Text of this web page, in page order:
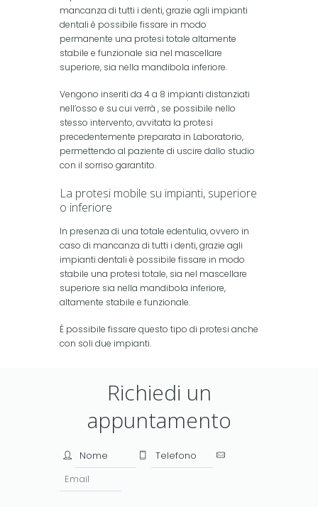
mancanza di tutti i denti, grazie agli impianti
dentali è possibile fissare in modo
permanente una protesi totale altamente
stabile e funzionale sia nel mascellare
superiore, sia nella mandibola inferiore.
Vengono inseriti da 4 a 8 impianti distanziati
nell’osso e su cui verrà , se possibile nello
stesso intervento, avvitata la protesi
precedentemente preparata in Laboratorio,
permettendo al paziente di uscire dallo studio
con il sorriso garantito.
La protesi mobile su impianti, superiore
o inferiore
In presenza di una totale edentulia, ovvero in
caso di mancanza di tutti i denti, grazie agli
impianti dentali è possibile fissare in modo
stabile una protesi totale, sia nel mascellare
superiore sia nella mandibola inferiore,
altamente stabile e funzionale.
É possibile fissare questo tipo di protesi anche
con soli due impianti.
Richiedi un
appuntamento